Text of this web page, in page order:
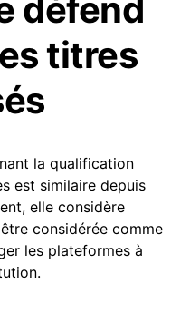
défend
titres
la qualification
est similaire depuis
elle considère
considérée comme
les plateformes à